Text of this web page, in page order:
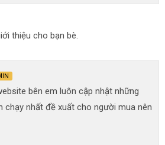
thiệu cho bạn bè.
bên em luôn cập nhật những
chạy nhất đề xuất cho người mua nên